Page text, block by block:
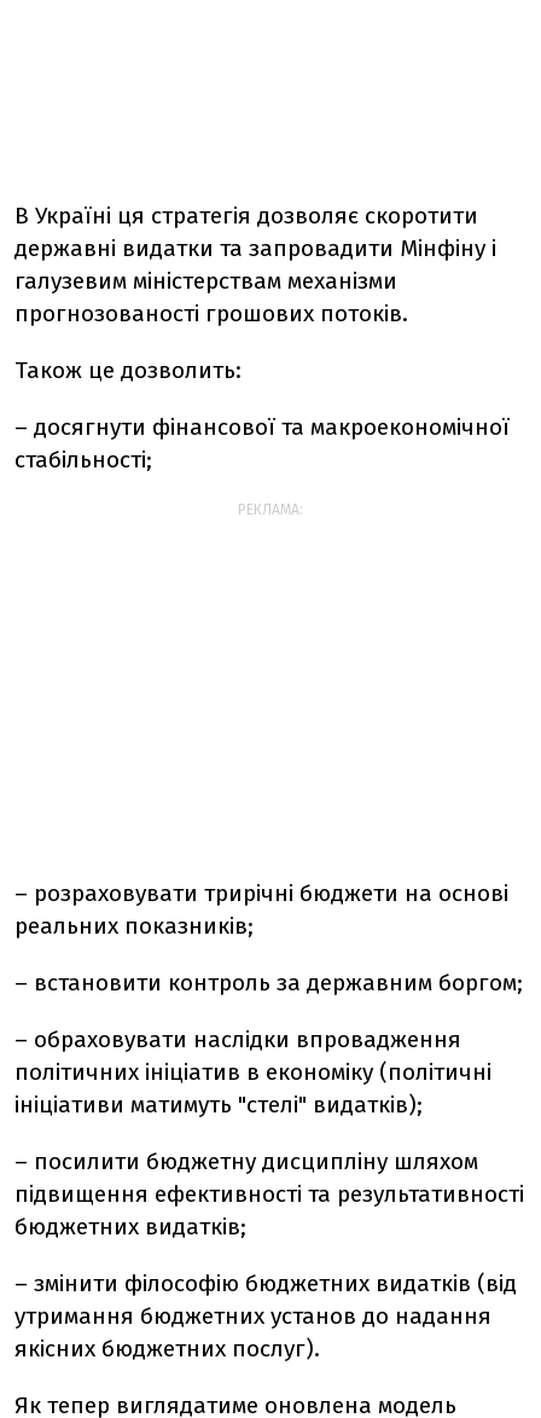
В Україні ця стратегія дозволяє скоротити
державні видатки та запровадити Мінфіну і
галузевим міністерствам механізми
прогнозованості грошових потоків.
Також це дозволить:
– досягнути фінансової та макроекономічної
стабільності;
РЕКЛАМА:
– розраховувати трирічні бюджети на основі
реальних показників;
– встановити контроль за державним боргом;
– обраховувати наслідки впровадження
політичних ініціатив в економіку (політичні
ініціативи матимуть "стелі" видатків);
– посилити бюджетну дисципліну шляхом
підвищення ефективності та результативності
бюджетних видатків;
– змінити філософію бюджетних видатків (від
утримання бюджетних установ до надання
якісних бюджетних послуг).
Як тепер виглядатиме оновлена модель